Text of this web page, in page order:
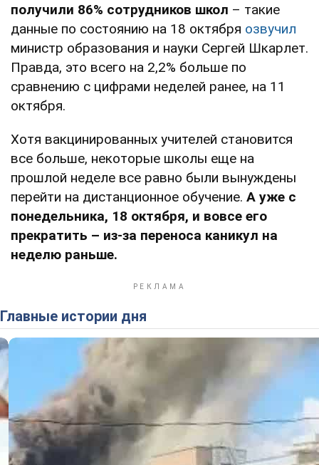
получили 86% сотрудников школ – такие
данные по состоянию на 18 октября озвучил
министр образования и науки Сергей Шкарлет.
Правда, это всего на 2,2% больше по
сравнению с цифрами неделей ранее, на 11
октября.
Хотя вакцинированных учителей становится
все больше, некоторые школы еще на
прошлой неделе все равно были вынуждены
перейти на дистанционное обучение. А уже с
понедельника, 18 октября, и вовсе его
прекратить – из-за переноса каникул на
неделю раньше.
Главные истории дня